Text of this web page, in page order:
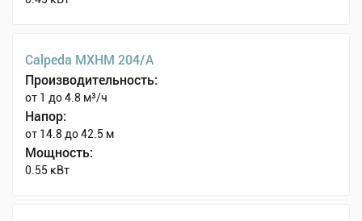
Calpeda MXHM 204/A
Производительность:
от 1 до 4.8 м³/ч
Напор:
от 14.8 до 42.5 м
Мощность:
0.55 кВт